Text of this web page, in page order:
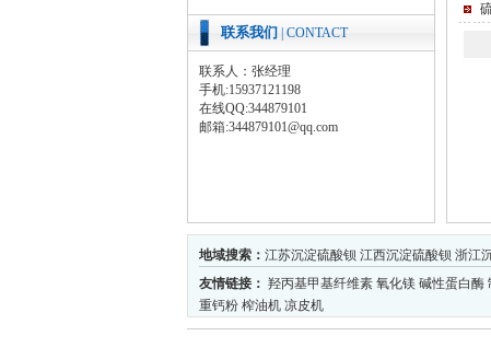
涂料沉淀硫酸钡
塑料沉淀硫酸钡
改性沉淀硫酸钡
耐磨颗粒胶
酸洗沉淀硫酸钡
水洗沉淀硫酸钡
色母粒沉淀硫酸钡
超细硫酸钡价格
超细沉淀硫酸钡
联系我们 | CONTACT
联系人：张经理
手机:15937121198
在线QQ:344879101
邮箱:344879101@qq.com
地域搜索： 江苏沉淀硫酸钡 江西沉淀硫酸钡 浙江
友情链接： 羟丙基甲基纤维素 氧化镁 碱性蛋白酶
重钙粉 榨油机 凉皮机